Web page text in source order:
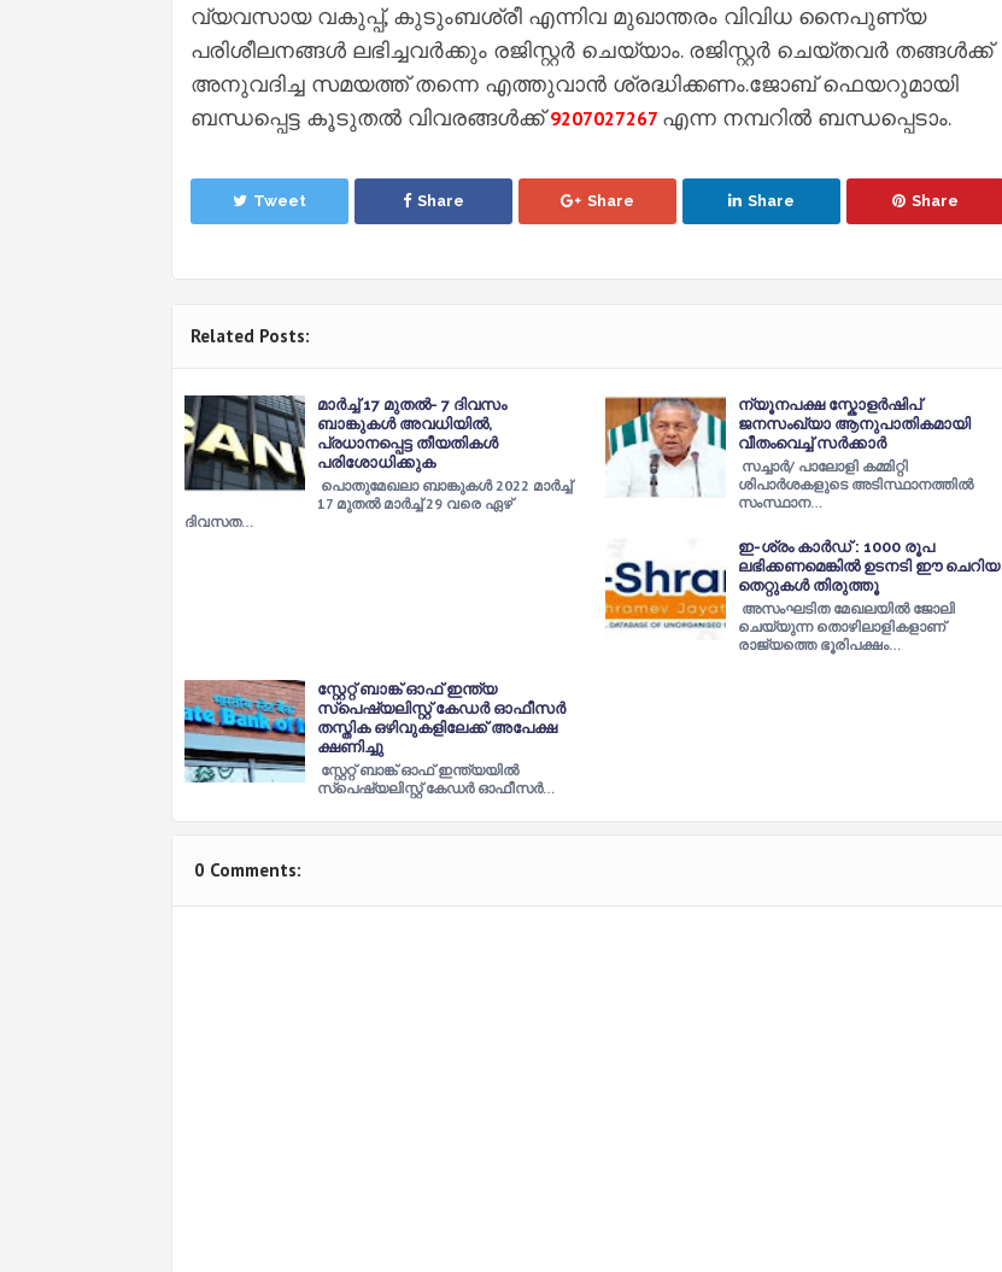
വ്യവസായ വകുപ്പ്, കുടുംബശ്രീ എന്നിവ മുഖാന്തരം വിവിധ നൈപുണ്യ
പരിശീലനങ്ങള്‍ ലഭിച്ചവര്‍ക്കും രജിസ്റ്റര്‍ ചെയ്യാം. രജിസ്റ്റര്‍ ചെയ്തവര്‍ തങ്ങള്‍ക്ക്
അനുവദിച്ച സമയത്ത് തന്നെ എത്തുവാന്‍ ശ്രദ്ധിക്കണം.ജോബ് ഫെയറുമായി
ബന്ധപ്പെട്ട കൂടുതല്‍ വിവരങ്ങള്‍ക്ക്9207027267 എന്ന നമ്പറിൽ ബന്ധപ്പെടാം.
Tweet Share Share Share Share
Related Posts:
മാർച്ച് 17 മുതൽ- 7 ദിവസം
ബാങ്കുകൾ അവധിയിൽ,
പ്രധാനപ്പെട്ട തീയതികൾ
പരിശോധിക്കുക
പൊതുമേഖലാ ബാങ്കുകൾ 2022 മാർച്ച്
17 മുതൽ മാർച്ച് 29 വരെ ഏഴ്
ദിവസത…
ന്യൂനപക്ഷ സ്കോളര്‍ഷിപ്
ജനസംഖ്യാ ആനുപാതികമായി
വീതംവെച്ച്‌ സര്‍ക്കാര്‍
സച്ചാര്‍/ പാലോളി കമ്മിറ്റി
ശിപാര്‍ശകളുടെ അടിസ്ഥാനത്തില്‍
സംസ്ഥാന…
ഇ-ശ്രം കാർഡ് : 1000 രൂപ
ലഭിക്കണമെങ്കിൽ ഉടനടി ഈ ചെറിയ
തെറ്റുകൾ തിരുത്തൂ
അസംഘടിത മേഖലയിൽ ജോലി
ചെയ്യുന്ന തൊഴിലാളികളാണ്
രാജ്യത്തെ ഭൂരിപക്ഷം…
സ്റ്റേറ്റ് ബാങ്ക് ഓഫ് ഇന്ത്യ
സ്പെഷ്യലിസ്റ്റ് കേഡര്‍ ഓഫീസര്‍
തസ്തിക ഒഴിവുകളിലേക്ക് അപേക്ഷ
ക്ഷണിച്ചു
സ്റ്റേറ്റ് ബാങ്ക് ഓഫ് ഇന്ത്യയില്‍
സ്പെഷ്യലിസ്റ്റ് കേഡര്‍ ഓഫീസര്‍…
0 Comments: